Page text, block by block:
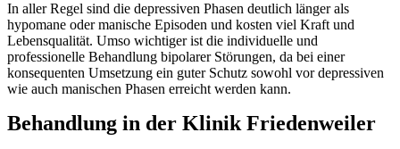
In aller Regel sind die depressiven Phasen deutlich länger als
hypomane oder manische Episoden und kosten viel Kraft und
Lebensqualität. Umso wichtiger ist die individuelle und
professionelle Behandlung bipolarer Störungen, da bei einer
konsequenten Umsetzung ein guter Schutz sowohl vor depressiven
wie auch manischen Phasen erreicht werden kann.
Behandlung in der Klinik Friedenweiler